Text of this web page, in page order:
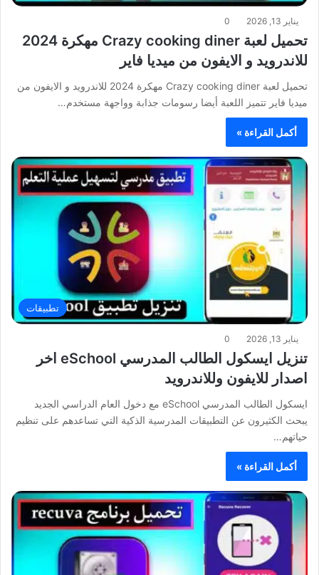
يناير 13, 2026 0
تحميل لعبة Crazy cooking diner مهكرة 2024
للاندرويد و الايفون من ميديا فاير
تحميل لعبة Crazy cooking diner مهكرة 2024 للاندرويد و الايفون من
ميديا فاير تتميز اللعبة أيضا رسومات جذابة وواجهة مستخدم…
أكمل القراءة »
تطبيقات
يناير 13, 2026 0
تنزيل ايسكول الطالب المدرسي eSchool اخر
اصدار للايفون وللاندرويد
ايسكول الطالب المدرسي eSchool مع دخول العام الدراسي الجديد
يبحث الكثيرون عن التطبيقات المدرسية الذكية التي تساعدهم على تنظيم
حياتهم…
أكمل القراءة »